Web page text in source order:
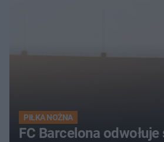
PIŁKA NOŻNA
FC Barcelona